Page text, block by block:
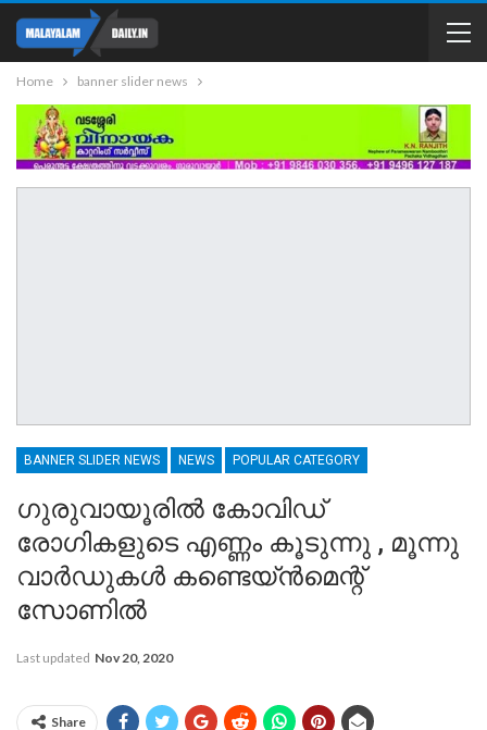
Home banner slider news
BANNER SLIDER NEWS NEWS POPULAR CATEGORY
ഗുരുവായൂരിൽ കോവിഡ്
രോഗികളുടെ എണ്ണം കൂടുന്നു , മൂന്നു
വാർഡുകൾ കണ്ടെയ്ന്‍മെന്റ്
സോണിൽ
Last updated Nov 20, 2020
Share